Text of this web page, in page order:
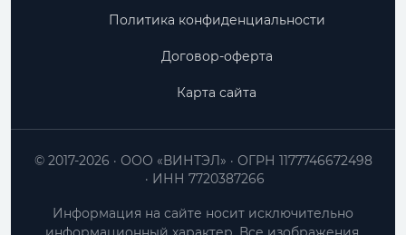
Политика конфиденциальности
Договор-оферта
Карта сайта
ООО «ВИНТЭЛ»
ОГРН 1177746672498
ИНН 7720387266
© 2017-2026
Информация на сайте носит исключительно